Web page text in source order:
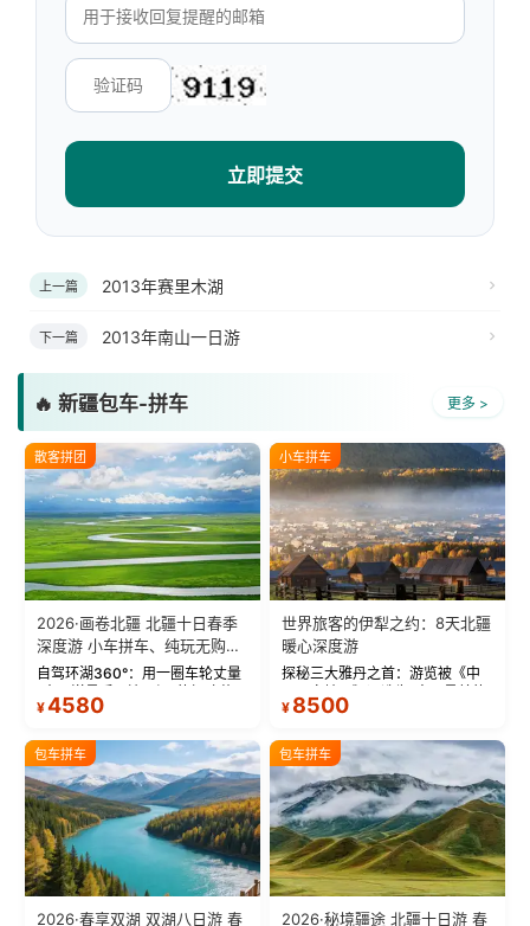
立即提交
上一篇 2013年赛里木湖
下一篇 2013年南山一日游
🔥 新疆包车-拼车 更多 >
散客拼团
2026·画卷北疆 北疆十日春季
深度游 小车拼车、纯玩无购
物！
自驾环湖360°：用一圈车轮丈量
蓝。 赛湖旅拍：甄选多款风格服
绝美瞬间。 赛湖坦克300跟车视
频：专业摄影师...
¥4580
小车拼车
世界旅客的伊犁之约：8天北疆
暖心深度游
探秘三大雅丹之首：游览被《中
三大雅丹”第一名的克拉玛依魔鬼
瓦人最大村落——禾木村，欣赏
晨雾与小木...
¥ 8500
包车拼车
2026·春享双湖 双湖八日游 春
包车拼车
2026·秘境疆途 北疆十日游 春